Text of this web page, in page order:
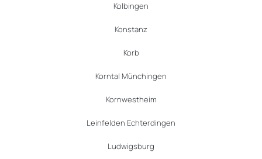
Kolbingen
Konstanz
Korb
Korntal Münchingen
Kornwestheim
Leinfelden Echterdingen
Ludwigsburg